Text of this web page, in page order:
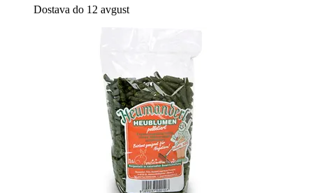
Dostava do 12 avgust